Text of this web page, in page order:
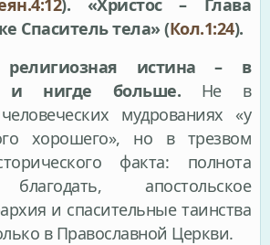
Спаситель тела» (Кол.1:24).
истина – в
и нигде больше. Не в
мудрованиях «у
хорошего», но в трезвом
факта: полнота
апостольское
и спасительные таинства
в Православной Церкви.